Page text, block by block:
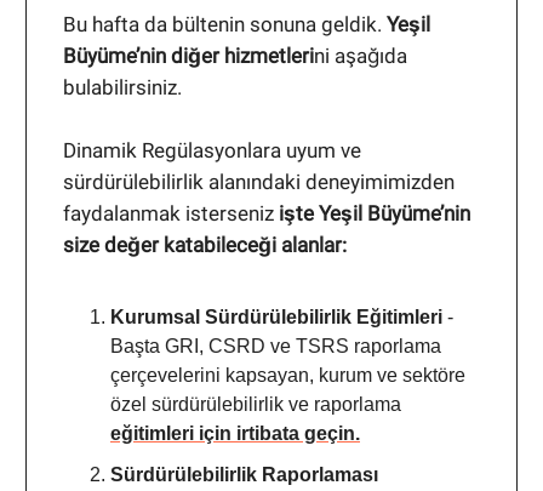
Bu hafta da bültenin sonuna geldik. Yeşil
Büyüme’nin diğer hizmetlerini aşağıda
bulabilirsiniz.
Dinamik Regülasyonlara uyum ve
sürdürülebilirlik alanındaki deneyimimizden
faydalanmak isterseniz işte Yeşil Büyüme’nin
size değer katabileceği alanlar:
Kurumsal Sürdürülebilirlik Eğitimleri -
Başta GRI, CSRD ve TSRS raporlama
çerçevelerini kapsayan, kurum ve sektöre
özel sürdürülebilirlik ve raporlama
eğitimleri için irtibata geçin.
Sürdürülebilirlik Raporlaması